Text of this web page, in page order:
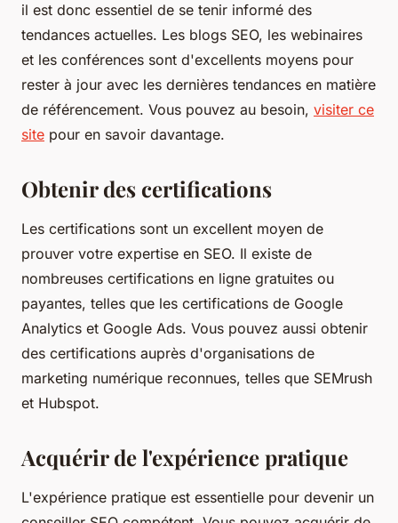
il est donc essentiel de se tenir informé des
tendances actuelles. Les blogs SEO, les webinaires
et les conférences sont d'excellents moyens pour
rester à jour avec les dernières tendances en matière
de référencement. Vous pouvez au besoin, visiter ce
site pour en savoir davantage.
Obtenir des certifications
Les certifications sont un excellent moyen de
prouver votre expertise en SEO. Il existe de
nombreuses certifications en ligne gratuites ou
payantes, telles que les certifications de Google
Analytics et Google Ads. Vous pouvez aussi obtenir
des certifications auprès d'organisations de
marketing numérique reconnues, telles que SEMrush
et Hubspot.
Acquérir de l'expérience pratique
L'expérience pratique est essentielle pour devenir un